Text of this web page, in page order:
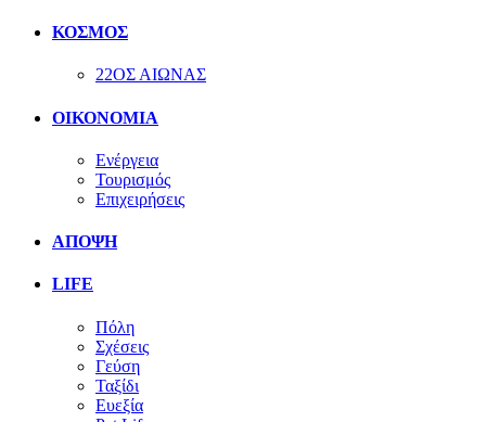
ΚΟΣΜΟΣ
22ΟΣ ΑΙΩΝΑΣ
ΟΙΚΟΝΟΜΙΑ
Ενέργεια
Τουρισμός
Επιχειρήσεις
ΑΠΟΨΗ
LIFE
Πόλη
Σχέσεις
Γεύση
Ταξίδι
Ευεξία